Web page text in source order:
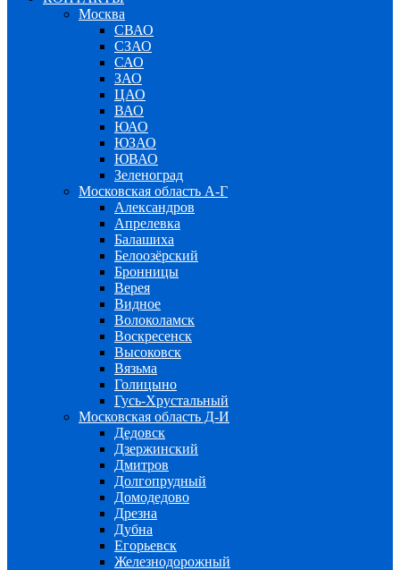
Москва
СВАО
СЗАО
САО
ЗАО
ЦАО
ВАО
ЮАО
ЮЗАО
ЮВАО
Зеленоград
Московская область А-Г
Александров
Апрелевка
Балашиха
Белоозёрский
Бронницы
Верея
Видное
Волоколамск
Воскресенск
Высоковск
Вязьма
Голицыно
Гусь-Хрустальный
Московская область Д-И
Дедовск
Дзержинский
Дмитров
Долгопрудный
Домодедово
Дрезна
Дубна
Егорьевск
Железнодорожный